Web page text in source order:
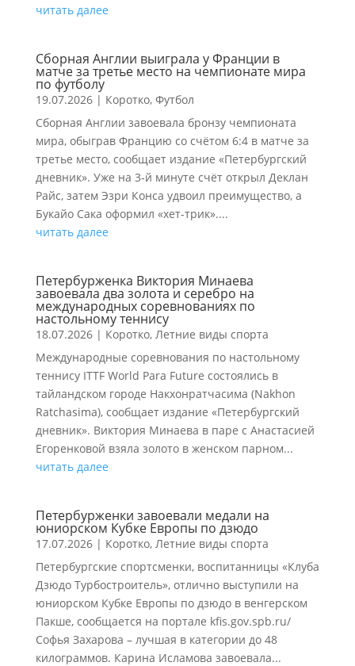
читать далее
Сборная Англии выиграла у Франции в
матче за третье место на чемпионате мира
по футболу
19.07.2026| Коротко, Футбол
Сборная Англии завоевала бронзу чемпионата
мира, обыграв Францию со счётом 6:4 в матче за
третье место, сообщает издание «Петербургский
дневник». Уже на 3-й минуте счёт открыл Деклан
Райс, затем Эзри Конса удвоил преимущество, а
Букайо Сака оформил «хет-трик»....
читать далее
Петербурженка Виктория Минаева
завоевала два золота и серебро на
международных соревнованиях по
настольному теннису
18.07.2026| Коротко, Летние виды спорта
Международные соревнования по настольному
теннису ITTF World Para Future состоялись в
тайландском городе Накхонратчасима (Nakhon
Ratchasima), сообщает издание «Петербургский
дневник». Виктория Минаева в паре с Анастасией
Егоренковой взяла золото в женском парном...
читать далее
Петербурженки завоевали медали на
юниорском Кубке Европы по дзюдо
17.07.2026| Коротко, Летние виды спорта
Петербургские спортсменки, воспитанницы «Клуба
Дзюдо Турбостроитель», отлично выступили на
юниорском Кубке Европы по дзюдо в венгерском
Пакше, сообщается на портале kfis.gov.spb.ru/
Софья Захарова – лучшая в категории до 48
килограммов. Карина Исламова завоевала...